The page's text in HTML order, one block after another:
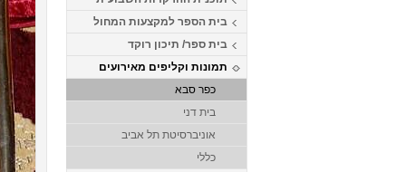
בית הספר למקצעות המחול
בית ספר/ תיכון רוקד
תמונות וקליפים מאירועים
כפר סבא
בית דני
אוניברסיטת תל אביב
כללי